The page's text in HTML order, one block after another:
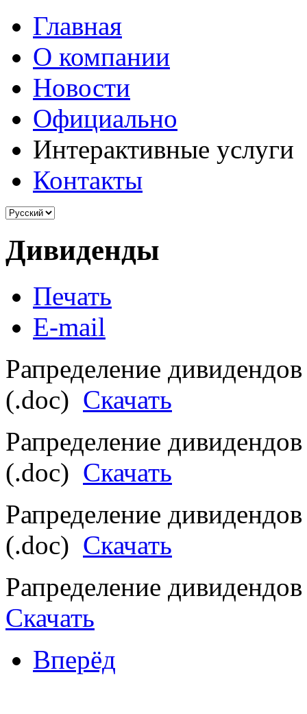
Главная
О компании
Новости
Официально
Интерактивные услуги
Контакты
Дивиденды
Печать
E-mail
Рапределение
(.doc) Скачать
Рапределение
(.doc) Скачать
Рапределение
(.doc) Скачать
Рапределение
Скачать
Вперёд